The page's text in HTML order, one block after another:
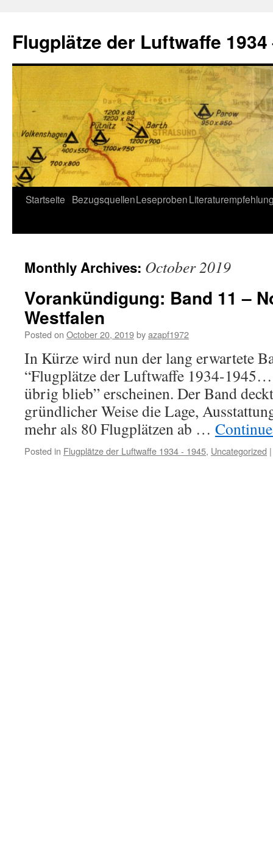
Flugplätze der Luftwaffe 1934
Skip
Startseite BezugsquellenLeseproben
Monthly Archives: October 2019
Vorankündigung: Band 11 –
Westfalen
Posted on October 20, 2019byazapf1972
In Kürze wird nun der lang erwartete
“Flugplätze der Luftwaffe 1934-
übrig blieb” erscheinen. Der Band
gründlicher Weise die Lage,
mehr als 80 Flugplätzen ab …
Posted in Flugplätze der Luftwaffe 1934 - 1945, Uncategorized |